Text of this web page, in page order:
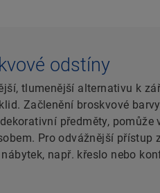
odstíny
tlumenější alternativu k
Začlenění broskvové
předměty, pomůže
Pro odvážnější přístup
např. křeslo nebo